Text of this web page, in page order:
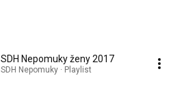
SDH Nepomuky ženy 2017
SDH Nepomuky · Playlist